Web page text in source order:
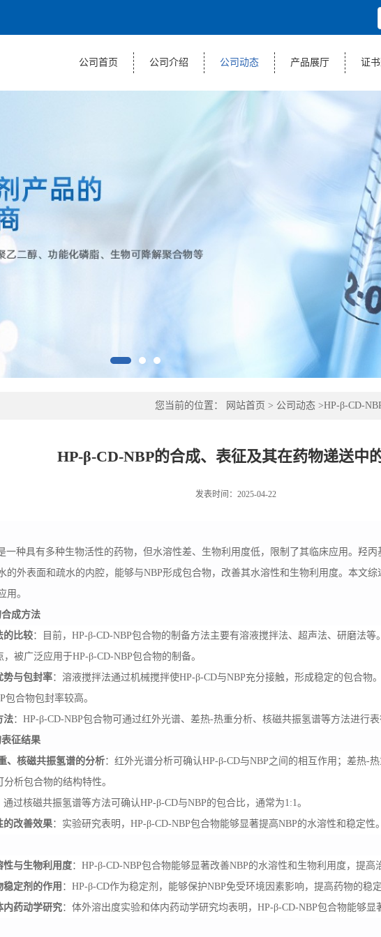
公司首页 公司介绍 公司动态 产品展厅 证
您当前的位置： 网站首页 > 公司动态 >HP-β-CD-
HP-β-CD-NBP的合成、表征及其在药物递送中
发表时间：2025-04-22
一种具有多种生物活性的药物，但水溶性差、生物利用度低，限制了其临床应用。羟
的外表面和疏水的内腔，能够与NBP形成包合物，改善其水溶性和生物利用度。本文
用。
成方法
的比较：目前， HP-β-CD-NBP包合物的制备方法主要有溶液搅拌法、超声法、研磨法
被广泛应用于HP-β-CD-NBP包合物的制备。
势与包封率：溶液搅拌法通过机械搅拌使HP-β-CD与NBP充分接触，形成稳定的包合物
包合物包封率较高。
法： HP-β-CD-NBP包合物可通过红外光谱、差热-热重分析、核磁共振氢谱等方法进行
征结果
、核磁共振氢谱的分析：红外光谱分析可确认HP-β-CD与NBP之间的相互作用；差热-
析包合物的结构特性。
通过核磁共振氢谱等方法可确认HP-β-CD与NBP的包合比，通常为1:1。
的改善效果：实验研究表明， HP-β-CD-NBP包合物能够显著提高NBP的水溶性和稳定性。
性与生物利用度： HP-β-CD-NBP包合物能够显著改善NBP的水溶性和生物利用度，提高
定剂的作用 ： HP-β-CD作为稳定剂，能够保护NBP免受环境因素影响，提高药物的稳定
内药动学研究：体外溶出度实验和体内药动学研究均表明， HP-β-CD-NBP包合物能够显